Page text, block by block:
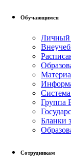
Обучающимся
Личный
Группа
Бланки
Сотрудникам